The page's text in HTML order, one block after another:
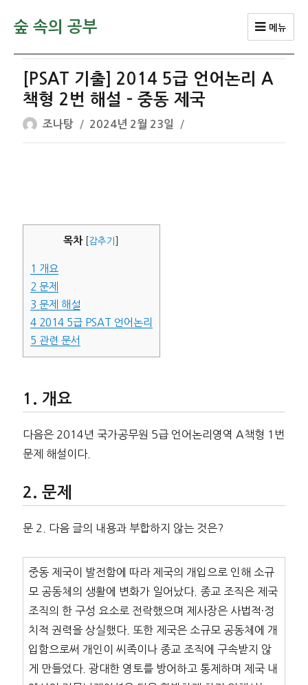
숲 속의 공부 메뉴
[PSAT 기출] 2014 5급 언어논리 A
책형 2번 해설 – 중동 제국
글
쓴
조나탕
작
성
2024년 2월 23일
목차 감추기
1 개요
2 문제
3 문제 해설
42014 5급 PSAT 언어논리
5 관련 문서
개요
다음은 2014년 국가공무원 5급 언어논리영역 A책형 1번
문제 해설이다.
문제
문 2. 다음 글의 내용과 부합하지 않는 것은?
중동 제국이 발전함에 따라 제국의 개입으로 인해 소규
모 공동체의 생활에 변화가 일어났다. 종교 조직은 제국
조직의 한 구성 요소로 전락했으며 제사장은 사법적·정
치적 권력을 상실했다. 또한 제국은 소규모 공동체에 개
입함으로써 개인이 씨족이나 종교 조직에 구속받지 않
게 만들었다. 광대한 영토를 방어하고 통제하며 제국 내